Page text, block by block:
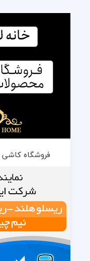
فروشگاه